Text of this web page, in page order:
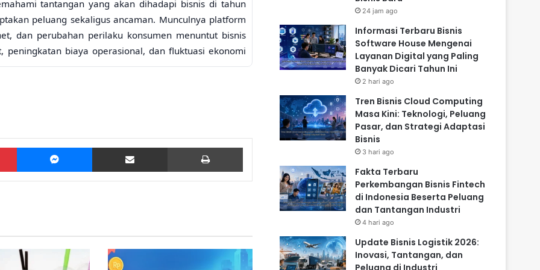
tantangan yang akan dihadapi bisnis di tahun
peluang sekaligus ancaman. Munculnya platform
dan perubahan perilaku konsumen menuntut bisnis
peningkatan biaya operasional, dan fluktuasi ekonomi
serius. Bisnis yang tidak memanfaatkan teknologi
kunci keberhasilan.
Layanan Personalisasi
2 hari ago
Pinterest Messenger Share via Email
24 jam ago
Informasi Terbaru Bisnis
Software House Mengenai
Layanan Digital yang Paling
Banyak Dicari Tahun Ini
2 hari ago
Tren Bisnis Cloud Computing
Masa Kini: Teknologi, Peluang
Pasar, dan Strategi Adaptasi
Bisnis
3 hari ago
Fakta Terbaru
Perkembangan Bisnis Fintech
di Indonesia Beserta Peluang
dan Tantangan Industri
4 hari ago
Update Bisnis Logistik 2026:
Inovasi, Tantangan, dan